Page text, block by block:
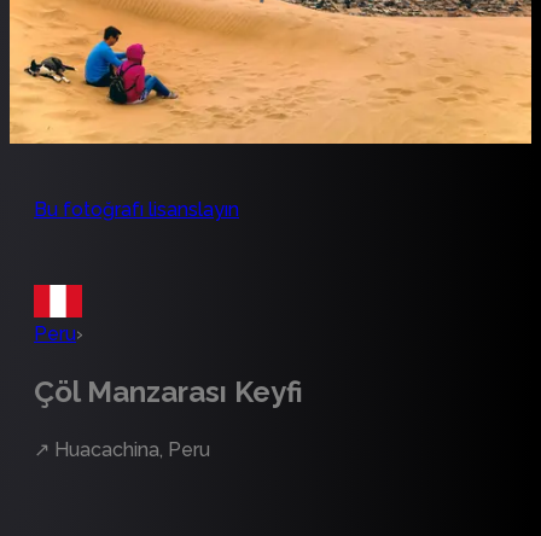
Bu fotoğrafı lisanslayın
Peru›
Çöl Manzarası Keyfi
↗ Huacachina, Peru